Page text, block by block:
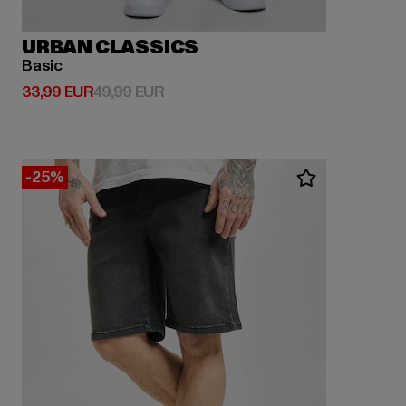
URBAN CLASSICS
Basic
33,99 EUR
Derzeitiger Preis: 33,99 EUR
49,99 EURAktionspreis: 49,99 EUR
-25%